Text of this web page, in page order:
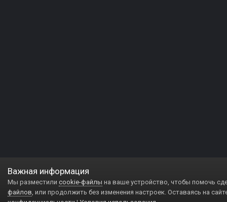
Важная информация
Мы разместили cookie-файлы на ваше устройство, чтобы помочь
файлов, или продолжить без изменения настроек. Оставаясь на